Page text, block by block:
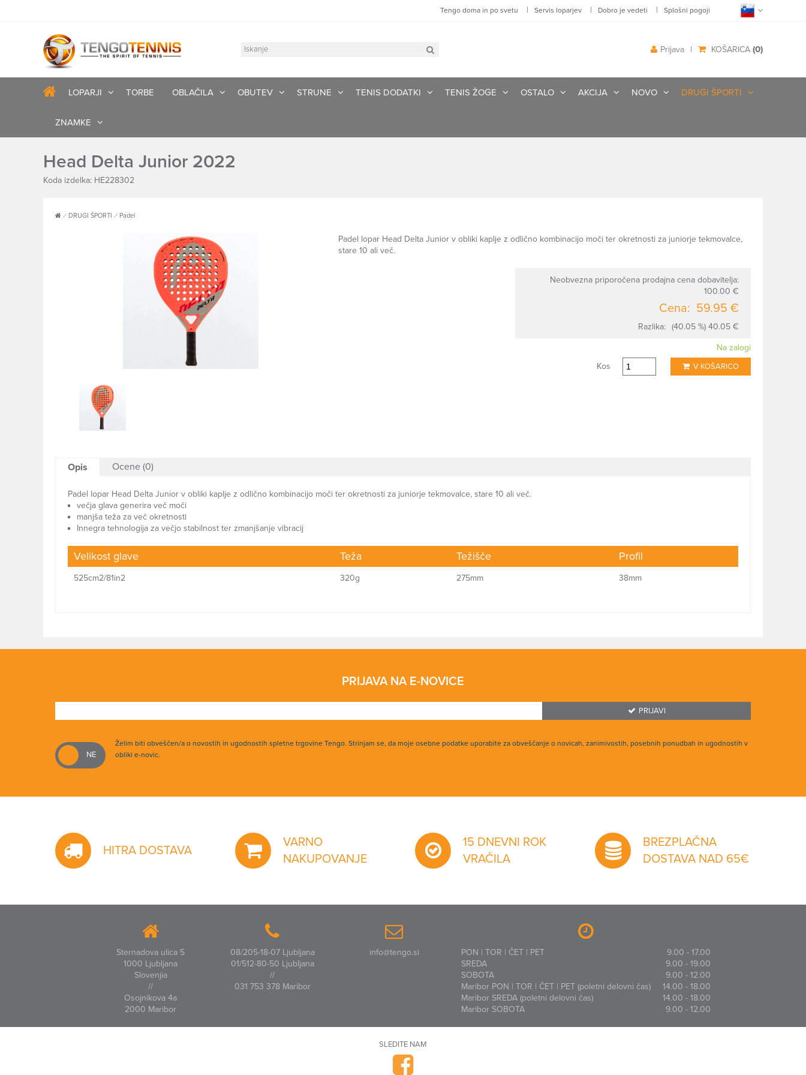
Tengo doma in po svetu | Servis loparjev | Dobro je vedeti | Splošni pogoji
KOŠARICA (0)
|
Prijava
LOPARJI TORBE OBLAČILA OBUTEV STRUNE TENIS DODATKI TENIS ŽOGE OSTALO AKCIJA NOVO DRUGI ŠPORTI
ZNAMKE
Head Delta Junior 2022
Koda izdelka: HE228302
DRUGI ŠPORTI Padel
Padel lopar Head Delta Junior v obliki kaplje z odlično kombinacijo moči ter okretnosti za juniorje tekmovalce,
stare 10 ali več.
Neobvezna priporočena prodajna cena dobavitelja:
100.00 €
Cena: 59.95 €
Razlika: (40.05 %) 40.05 €
Na zalogi
Kos
V KOŠARICO
Opis Ocene (0)
Padel lopar Head Delta Junior v obliki kaplje z odlično kombinacijo moči ter okretnosti za juniorje tekmovalce, stare 10 ali več.
večja glava generira več moči
manjša teža za več okretnosti
Innegra tehnologija za večjo stabilnost ter zmanjšanje vibracij
Velikost glave Teža Težišče Profil
525cm2/81in2 320g 275mm 38mm
PRIJAVA NA E-NOVICE
PRIJAVI
Želim biti obveščen/a o novostih in ugodnostih spletne trgovine Tengo. Strinjam se, da moje osebne podatke uporabite za obveščanje o novicah, zanimivostih, posebnih ponudbah in ugodnostih v
obliki e-novic.
HITRA DOSTAVA
VARNO
NAKUPOVANJE
15 DNEVNI ROK
VRAČILA
BREZPLAČNA
DOSTAVA NAD 65€
Sternadova ulica 5
1000 Ljubljana
Slovenjia
//
Osojnikova 4a
2000 Maribor
08/205-18-07 Ljubljana
01/512-80-50 Ljubljana
//
031 753 378 Maribor
info@tengo.si PON | TOR | ČET | PET
9.00 - 17.00
SREDA
9.00 - 19.00
SOBOTA
9.00 - 12.00
Maribor PON | TOR | ČET | PET (poletni delovni čas)
14.00 - 18.00
Maribor SREDA (poletni delovni čas)
14.00 - 18.00
Maribor SOBOTA
9.00 - 12.00
SLEDITE NAM